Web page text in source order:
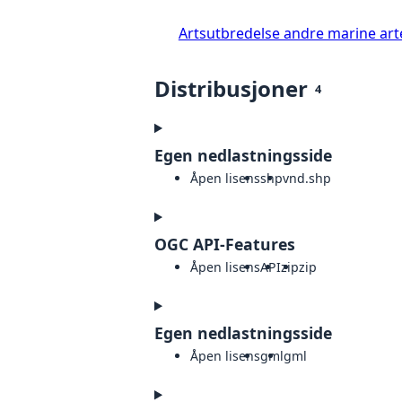
Artsutbredelse andre marine
Distribusjoner 4
Egen nedlastningsside
Åpen lisensshpvnd.shp
OGC API-Features
Åpen lisensAPIzipzip
Egen nedlastningsside
Åpen lisensgmlgml